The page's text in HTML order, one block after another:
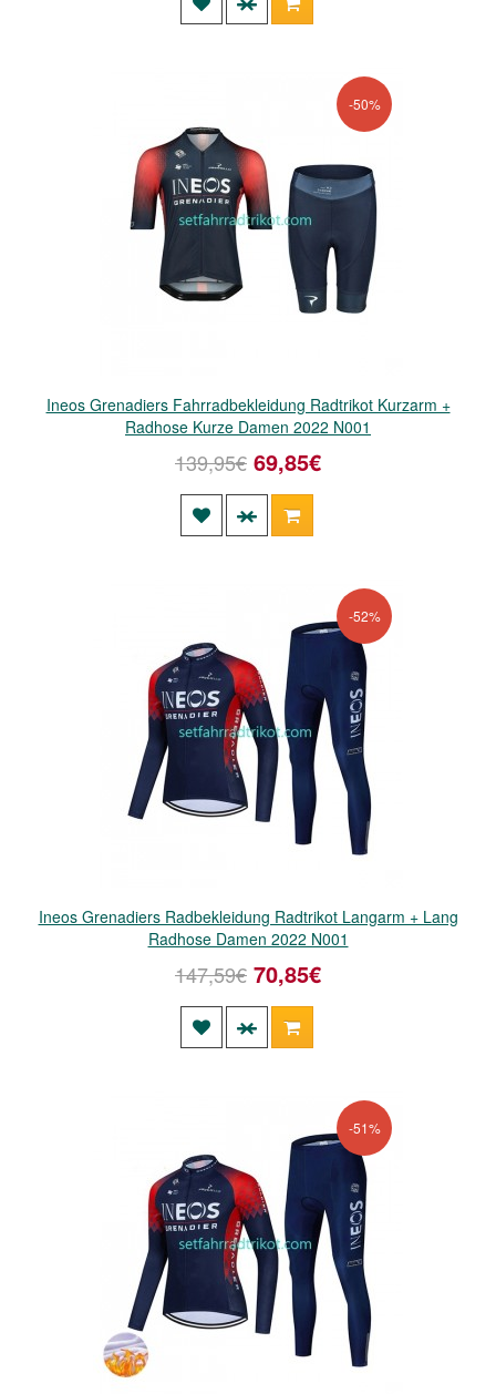
-50%
Ineos Grenadiers Fahrradbekleidung Radtrikot Kurzarm +
Radhose Kurze Damen 2022 N001
139,95€ 69,85€
-52%
Ineos Grenadiers Radbekleidung Radtrikot Langarm + Lang
Radhose Damen 2022 N001
147,59€ 70,85€
-51%